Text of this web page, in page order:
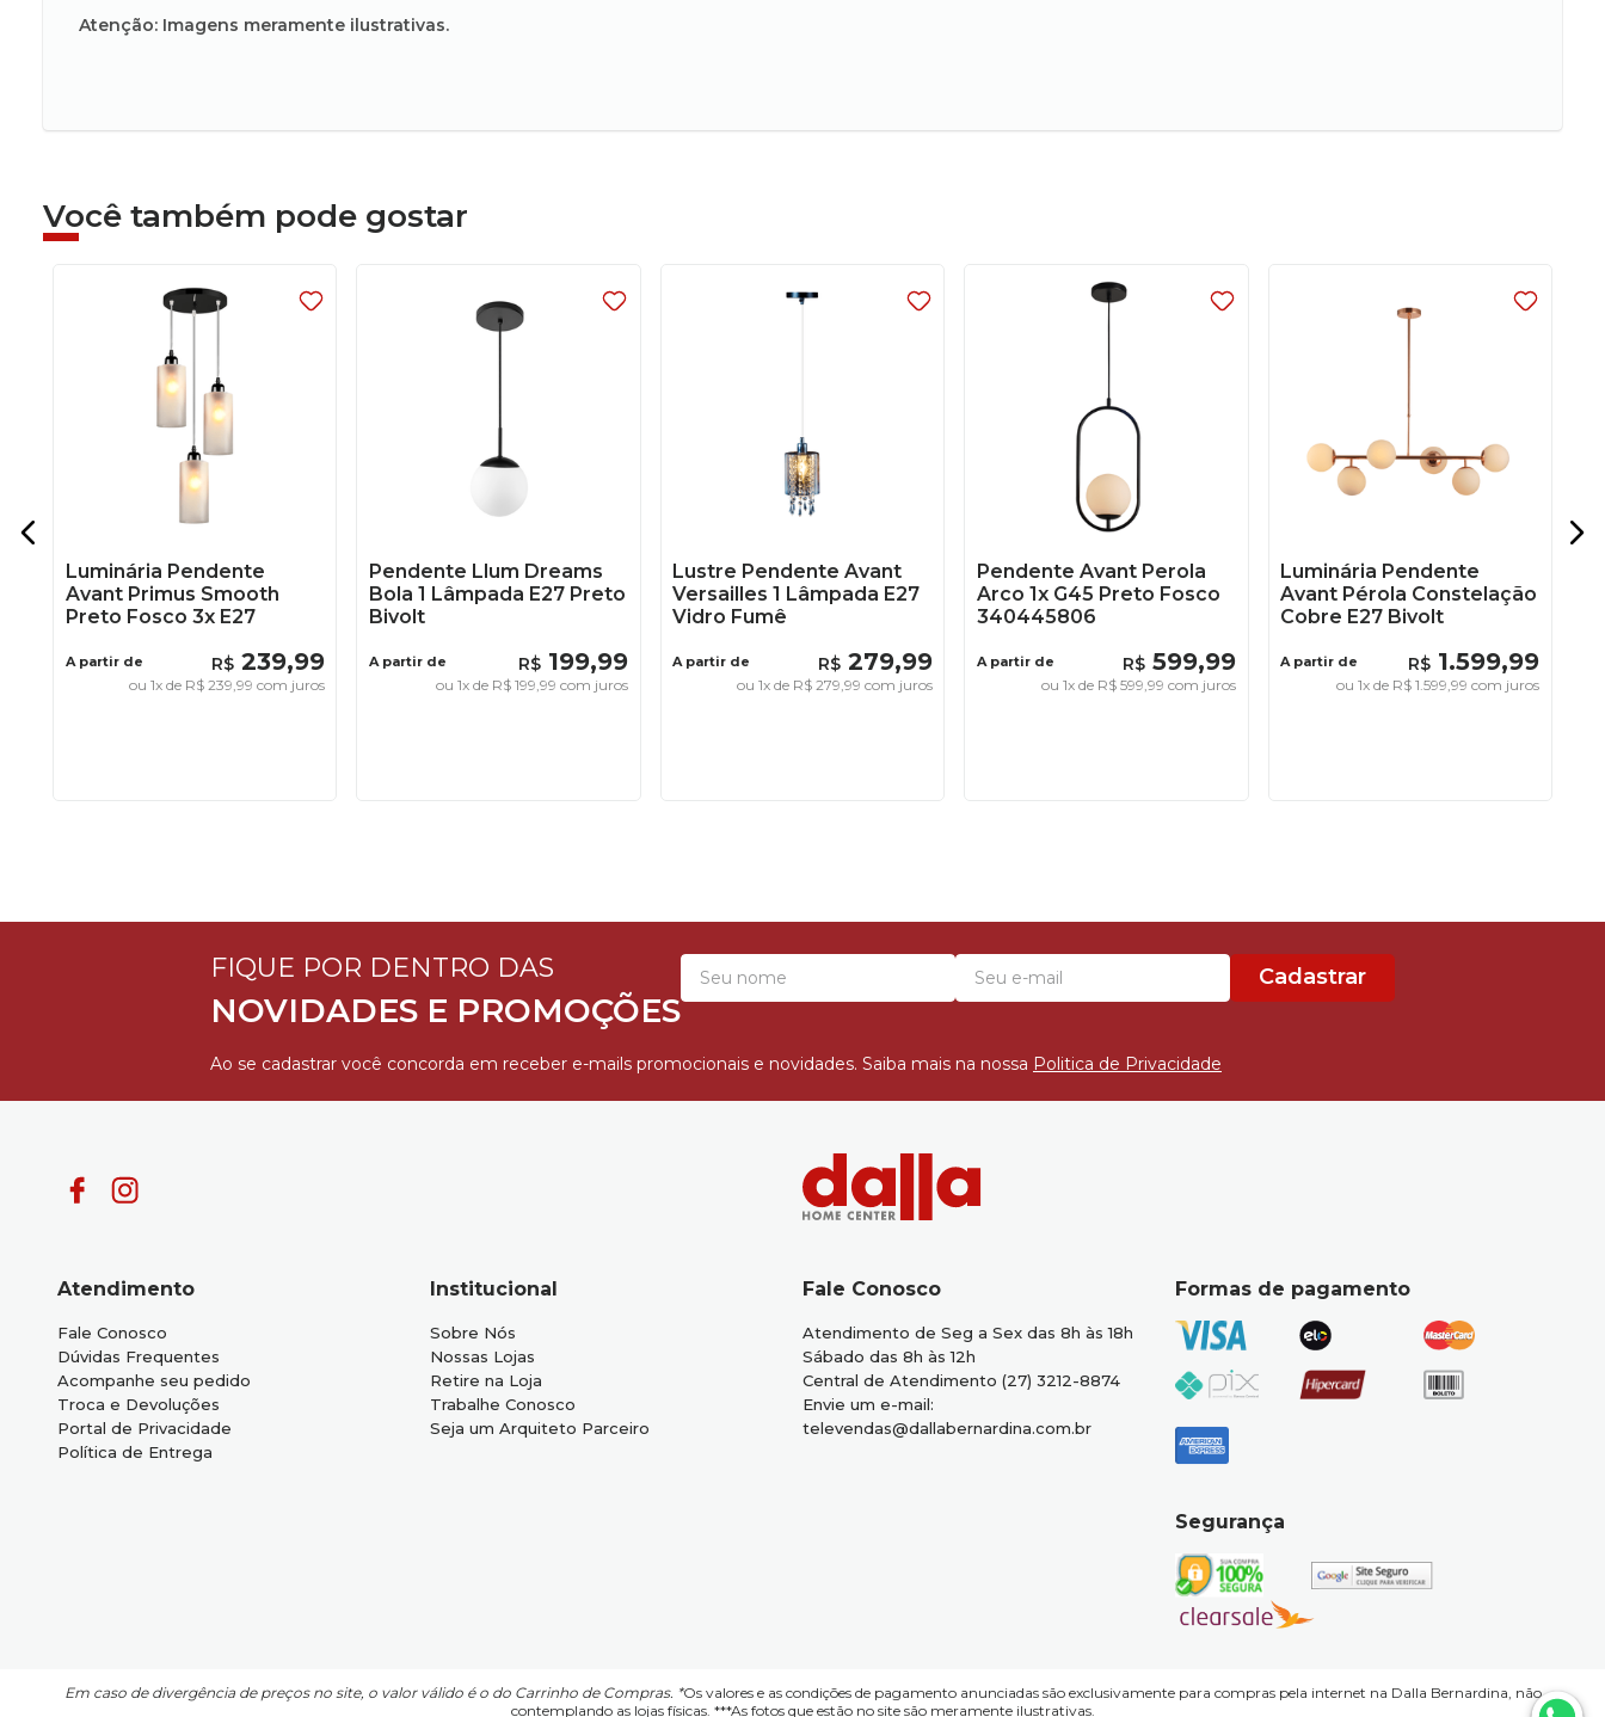
Atenção: Imagens meramente ilustrativas.
Você também pode gostar
Luminária Pendente
Avant Primus Smooth
Preto Fosco 3x E27
A partir de R$ 239,99
ou 1x de R$ 239 99 com juros
Pendente Llum Dreams
Bola 1 Lâmpada E27 Preto
Bivolt
A partir de R$ 199,99
ou1x de R$ 199 ,99 com juros
Lustre Pendente Avant
Versailles 1 Lâmpada E27
Vidro Fumê
A partir de R$ 279,99
ou 1x de R$ 279 99 com juros
Pendente Avant Perola
Arco 1x G45 Preto Fosco
340445806
A partir de R$ 599,99
ou 1x de R$ 599 99 com juros
Luminária Pendente
Avant Pérola Constelação
Cobre E27 Bivolt
A partir de R$ 1.599,99
ou1x de R$ 1 .599 ,99 com juros
FIQUE POR DENTRO DAS
NOVIDADES E PROMOÇÕES
Ao se cadastrar você concorda em receber e-mails promocionais e novidades. Saiba mais na nossa Politica de Privacidade
Cadastrar
Atendimento
Fale Conosco
Dúvidas Frequentes
Acompanhe seu pedido
Troca e Devoluções
Portal de Privacidade
Política de Entrega
Institucional
Sobre Nós
Nossas Lojas
Retire na Loja
Trabalhe Conosco
Seja um Arquiteto Parceiro
Fale Conosco
Atendimento de Seg a Sex das 8h às 18h
Sábado das 8h às 12h
Central de Atendimento (27) 3212-8874
Envie um e-mail:
televendas@dallabernardina.com.br
Formas de pagamento
Segurança
Em caso de divergência de preços no site, o valor válido é o do Carrinho de Compras. *Os valores e as condições de pagamento anunciadas são exclusivamente para compras pela internet na Dalla Bernardina, não
contemplando as lojas físicas. ***As fotos que estão no site são meramente ilustrativas.